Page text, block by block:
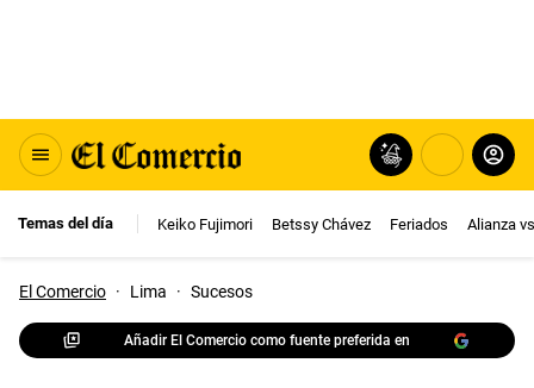
Temas del día Keiko Fujimori Betssy Chávez Feriados Alianza
El Comercio · Lima · Sucesos
Añadir El Comercio como fuente preferida en